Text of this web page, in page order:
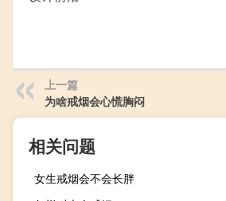
上一篇
为啥戒烟会心慌胸闷
相关问题
女生戒烟会不会长胖